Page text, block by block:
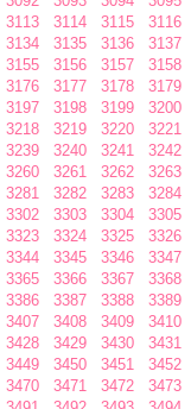
3113 3114 3115 3116
3134 3135 3136 3137
3155 3156 3157 3158
3176 3177 3178 3179
3197 3198 3199 3200
3218 3219 3220 3221
3239 3240 3241 3242
3260 3261 3262 3263
3281 3282 3283 3284
3302 3303 3304 3305
3323 3324 3325 3326
3344 3345 3346 3347
3365 3366 3367 3368
3386 3387 3388 3389
3407 3408 3409 3410
3428 3429 3430 3431
3449 3450 3451 3452
3470 3471 3472 3473